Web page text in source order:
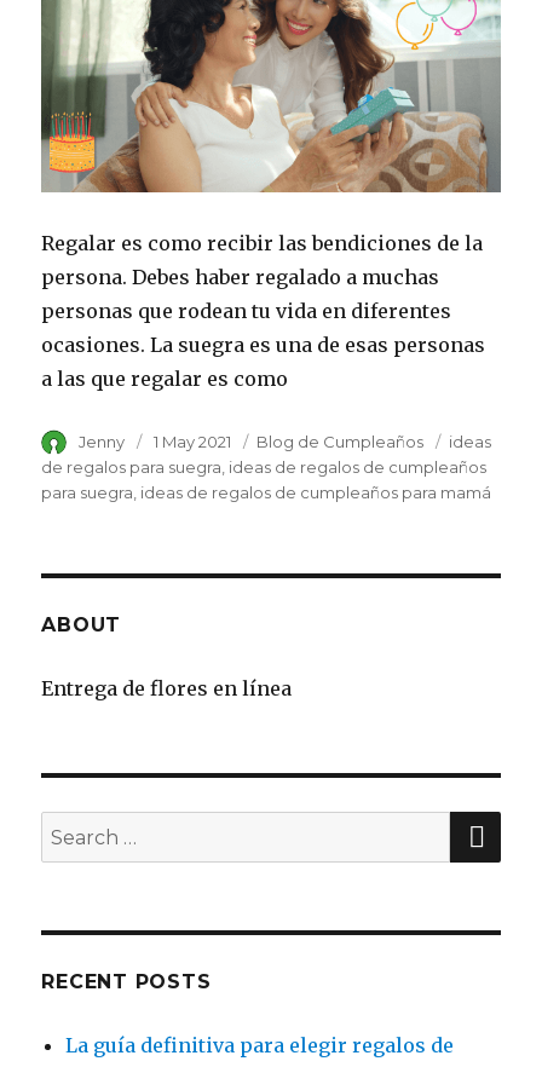
Regalar es como recibir las bendiciones de la
persona. Debes haber regalado a muchas
personas que rodean tu vida en diferentes
ocasiones. La suegra es una de esas personas
a las que regalar es como
Author
Jenny
Posted
on
1 May 2021 Category
Blog de Cumpleaños Tags
ideas
de regalos para suegra ideas de regalos de cumpleaños
para suegra ideas de regalos de cumpleaños para mamá
ABOUT
Entrega de flores en línea
Search
for:
RECENT POSTS
La guía definitiva para elegir regalos de